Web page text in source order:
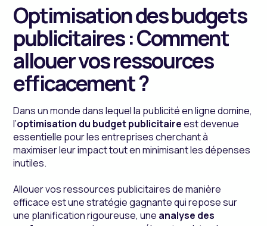
Optimisation des budgets
publicitaires : Comment
allouer vos ressources
efficacement ?
Dans un monde dans lequel la publicité en ligne domine,
l’optimisation du budget publicitaireest devenue
essentielle pour les entreprises cherchant à
maximiser leur impact tout en minimisant les dépenses
inutiles.
Allouer vos ressources publicitaires de manière
efficace est une stratégie gagnante qui repose sur
une planification rigoureuse, une analyse des